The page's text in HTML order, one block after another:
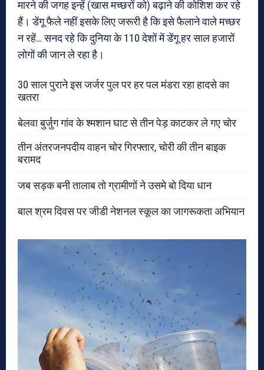
मारने की जगह इन्‍हें (खास मच्‍छरों को) बढ़ाने की कोशिश कर रहे
हैं। डेंगू फैले नहीं इसके लिए जरूरी है कि इसे फैलाने वाले मच्‍छर
न रहें… सनद रहे कि दुनिया के 110 देशों में डेंगू हर साल हजारों
लोगों की जान ले रहा है।
30 साल पुराने इस जर्जर पुल पर हर पल मंडरा रहा हादसे का
खतरा
बेलवा बुर्जुग गांव के श्मशान घाट से तीन पेड़ काटकर ले गए चोर
तीन अंतरजनपदीय वाहन चोर गिरफ्तार, चोरी की तीन बाइक
बरामद
जब सड़क बनी तालाब तो ग्रामीणों ने उसमे बो दिया धान
बाल श्रम दिवस पर जीडी नेशनल स्कूल का जागरूकता अभियान